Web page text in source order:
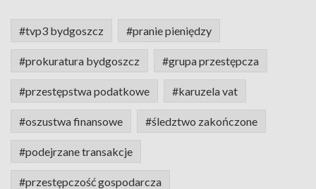
#tvp3 bydgoszcz #pranie pieniędzy
#prokuratura bydgoszcz #grupa przestępcza
#przestępstwa podatkowe #karuzela vat
#oszustwa finansowe #śledztwo zakończone
#podejrzane transakcje
#przestępczość gospodarcza